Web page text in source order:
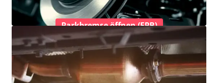
Parkbremse öffnen (EPB)